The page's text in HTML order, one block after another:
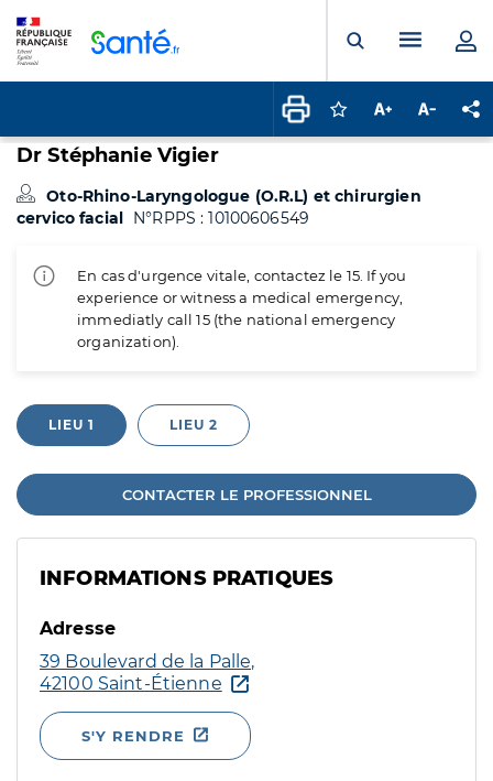
Ouvrir laMenu
Connectez-vous
Augmenter la
Dr Stéphanie Vigier
Oto-Rhino-Laryngologue (O.R.L) et chirurgien
cervico facial N°RPPS : 10100606549
En cas d'urgence vitale, contactez le 15. If you
experience or witness a medical emergency,
immediatly call 15 (the national emergency
organization).
LIEU 1 LIEU 2
CONTACTER LE PROFESSIONNEL
INFORMATIONS PRATIQUES
Adresse
39 Boulevard de la Palle,
42100 Saint-Étienne
S'Y RENDRE